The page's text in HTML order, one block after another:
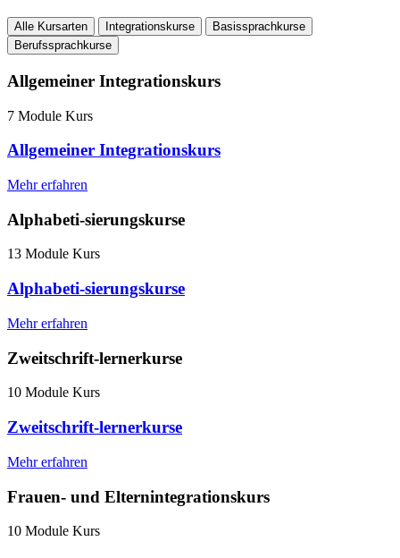
Alle Kursarten Integrationskurse
Basissprachkurse
Berufssprachkurse
Allgemeiner Integrationskurs
7 Module Kurs
Allgemeiner Integrationskurs
Mehr erfahren
Alphabeti-sierungskurse
13 Module Kurs
Alphabeti-sierungskurse
Mehr erfahren
Zweitschrift-lernerkurse
10 Module Kurs
Zweitschrift-lernerkurse
Mehr erfahren
Frauen- und Elternintegrationskurs
10 Module Kurs